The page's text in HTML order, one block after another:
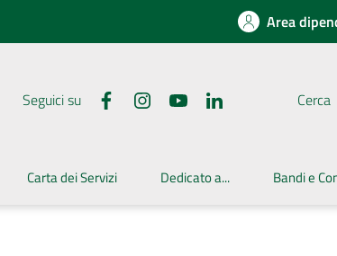
Area
Seguici su Cerca
Carta dei Servizi Dedicato a... Bandi e